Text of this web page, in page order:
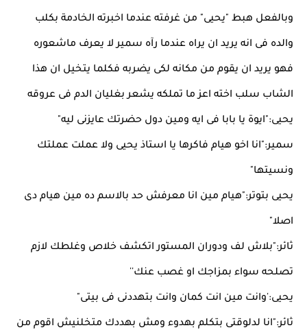
وبالفعل هبط "يحيى" من غرفته عندما اخبرته الخادمة بكلب
والده فى انه يريد ان يراه عندما رآه سمير لا يعرف ماشعوره
فهو يريد ان يقوم من مكانه لكى يضربه فكلما يتخيل ان هذا
الشاب سلب اخته اعز ما تملكه يشعر بغليان الدم فى عروقه
يحيى:"ايوة يا بابا فى ايه ومين دول حضرتك عايزنى ليه"
سمير:"انا اخو هيام فاكرها يا استاذ يحيى ولا عملت عملتك
ونسيتها"
يحيى بتوتر:"هيام مين انا معرفش حد بالاسم ده مين هيام دى
اصلا"
ثائر:"بلاش لف ودوران المستور اتكشف خلاص وغلطك لازم
تصلحه سواء بمزاجك او غصب عنك''
يحيى:'وانت مين انت كمان وانت بتهددنى فى بيتى"
ثائر:"انا لدلوقتى بتكلم بهدوء ومش بهددك متخلنيش اقوم من